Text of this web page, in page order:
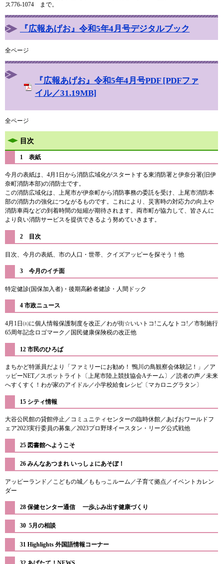
ス776-1074 まで。
『広報あげお』令和5年4月号デジタルブック
全ページ
『広報あげお』令和5年4月号PDF [PDFファ
イル／31.19MB]
全ページ
目次
1 表紙
今月の表紙は、4月1日から消防広域化がスタートする東消防署と伊奈分署(旧伊
奈町消防本部)の消防士です。
この消防広域化は、上尾市が伊奈町から消防事務の委託を受け、上尾市消防本
部の消防力の強化につながるものです。これにより、災害時の対応力の向上や
消防車両などの到着時間の短縮が期待されます。両市町が協力して、皆さんに
より良い消防サービスを提供できるよう努めていきます。
2 目次
目次、今月の表紙、市の人口・世帯、クイズアッピーを探そう！他
3 今月のイチ面
特定健診(国保加入者)・後期高齢者健診・人間ドック​
4 市政ニュース
4月1日㈯に個人情報保護制度を改正／わが街☆いいトコ!こんなトコ!／市制施行
65周年記念ロゴマーク／国民健康保険税の改正他
12 市民のひろば
まちかど特派員だより「ファミリーにお勧め！ 鴨川の鳥観察会体験記！」／ア
ッピーNET／スポットライト〔上尾市陸上競技協会Aチーム〕／読者の声／未来
へすくすく！わが家のアイドル／小学校給食レシピ〔マカロニグラタン〕
15 シティ情報
大谷公民館の貸館停止／コミュニティセンターの臨時休館／あげおワールドフ
ェア2023実行委員の募集／2023プロ野球イースタン・リーグ公式戦他
25 図書館へようこそ
26 みんなあつまれ いっしょにあそぼ！
アッピーランド／こどもの城／ももっこルーム／子育て拠点／イベントカレン
ダー
28 保健センター通信 一歩ふみ出す健康づくり
30 5月の相談
31 Highlights 外国語情報コーナー